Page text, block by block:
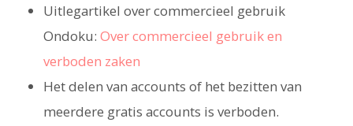
Uitlegartikel over commercieel gebruik
Ondoku: Over commercieel gebruik en
verboden zaken
Het delen van accounts of het bezitten van
meerdere gratis accounts is verboden.